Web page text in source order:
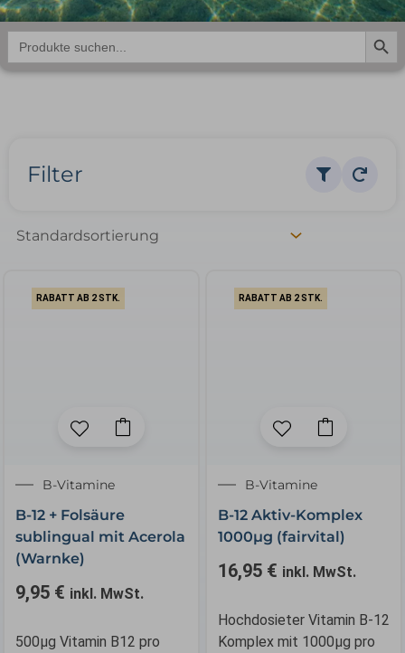
Search
for:
Search
Filter
RABATT AB 2 STK.
B-Vitamine
B-12 + Folsäure
sublingual mit Acerola
(Warnke)
9,95 € inkl. MwSt.
500µg Vitamin B12 pro
RABATT AB 2 STK.
B-Vitamine
B-12 Aktiv-Komplex
1000µg (fairvital)
16,95 € inkl. MwSt.
Hochdosieter Vitamin B-12
Komplex mit 1000µg pro